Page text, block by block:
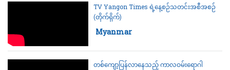
TV Yangon Times ရဲ့နေ့စဉ်သတင်းအစီအစဉ်
(တိုက်ရိုက်)
Category:
Myanmar
တစ်ကျော့ပြန်လာနေသည့် ကာလဝမ်းရောဂါ